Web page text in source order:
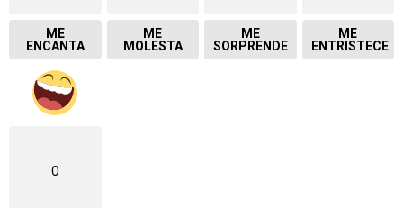
ME
ENCANTA
ME
MOLESTA
ME
SORPRENDE
ME
ENTRISTECE
0